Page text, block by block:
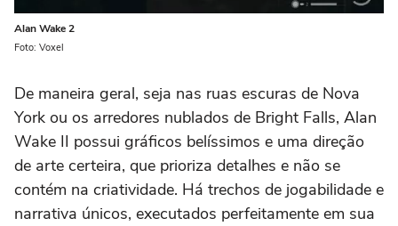
Alan Wake 2
Foto: Voxel
De maneira geral, seja nas ruas escuras de Nova
York ou os arredores nublados de Bright Falls, Alan
Wake II possui gráficos belíssimos e uma direção
de arte certeira, que prioriza detalhes e não se
contém na criatividade. Há trechos de jogabilidade e
narrativa únicos, executados perfeitamente em sua